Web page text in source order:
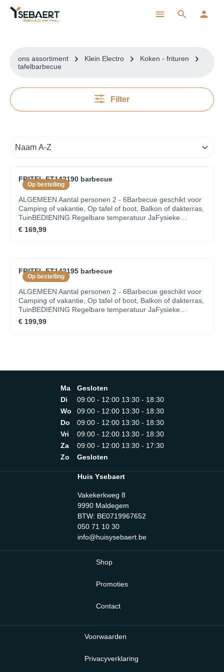
ons assortiment Klein Electro
Koken - frituren
tafelbarbecue
Filter
Op bestelling
FRITEL FT142190 barbecue
ALGEMEEN Aantal personen 2 - 6Barbecue geschikt voor
Camping of vakantie, Op tafel of boot, Balkon of dakterras,
TuinBEDIENING Regelbare temperatuur JaFysieke
kenmerken Breedte 40Diepte 36Handvaten
JaHittebestendige handvaten JaKleur Zwart,
2000
€ 169,99
Op bestelling
FRITEL FT142195 barbecue
ALGEMEEN Aantal personen 2 - 6Barbecue geschikt voor
Camping of vakantie, Op tafel of boot, Balkon of dakterras,
TuinBEDIENING Regelbare temperatuur JaFysieke
kenmerken Breedte 40Diepte 36Handvaten
JaHittebestendige handvaten JaKleur Zwart,
€ 199,99
Ma
Gesloten
Di
09:00 - 12:00 13:30 - 18:30
Wo
09:00 - 12:00 13:30 - 18:30
Do
09:00 - 12:00 13:30 - 18:30
Vri
09:00 - 12:00 13:30 - 18:30
Za
09:00 - 12:00 13:30 - 17:30
Zo
Gesloten
Huis Ysebaert
Vakekerkweg 8
9990 Maldegem
BTW: BE0719967652
050 71 10 30
info@huisysebaert.be
Shop
Promoties
Contact
Voorwaarden
Privacyverklaring